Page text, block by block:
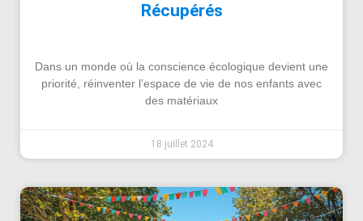
Récupérés
Dans un monde où la conscience écologique devient une
priorité, réinventer l’espace de vie de nos enfants avec
des matériaux
18 juillet 2024